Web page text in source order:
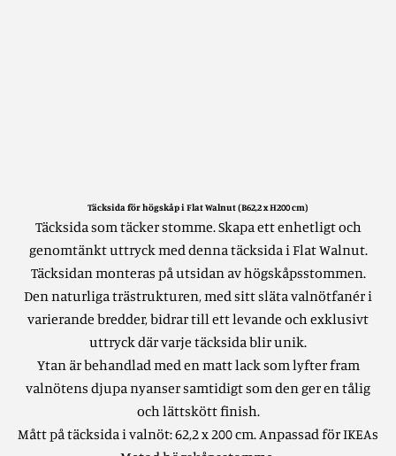
Täcksida för högskåp i Flat Walnut (B62,2 x H200 cm)
Täcksida som täcker stomme.Skapa ett enhetligt och
genomtänkt uttryck med denna täcksida i Flat Walnut.
Täcksidan monteras på utsidan av högskåpsstommen.
Den naturliga trästrukturen, med sitt släta valnötfanér i
varierande bredder, bidrar till ett levande och exklusivt
uttryck där varje täcksida blir unik.
Ytan är behandlad med en matt lack som lyfter fram
valnötens djupa nyanser samtidigt som den ger en tålig
och lättskött finish.
Mått på täcksida i valnöt: 62,2 x 200 cm. Anpassad för IKEAs